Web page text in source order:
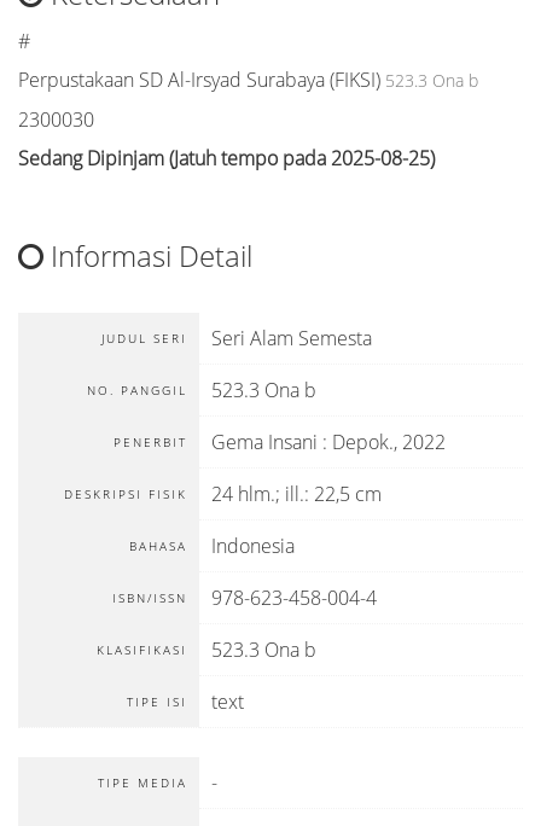
#
Perpustakaan SD Al-Irsyad Surabaya (FIKSI) 523.3 Ona b
2300030
Sedang Dipinjam (Jatuh tempo pada 2025-08-25)
Informasi Detail
JUDUL SERI Seri Alam Semesta
NO. PANGGIL 523.3 Ona b
PENERBIT Gema Insani : Depok., 2022
DESKRIPSI FISIK 24 hlm.; ill.: 22,5 cm
BAHASA Indonesia
ISBN/ISSN 978-623-458-004-4
KLASIFIKASI 523.3 Ona b
TIPE ISI text
TIPE MEDIA -